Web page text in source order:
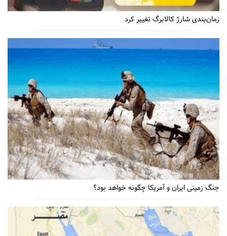
زمان‌بندی شارژ کالابرگ تغییر کرد
جنگ زمینی ایران و آمریکا چگونه خواهد بود؟